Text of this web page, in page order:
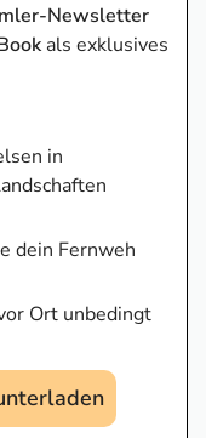
Newsletter
als exklusives
in
dein Fernweh
Ort unbedingt